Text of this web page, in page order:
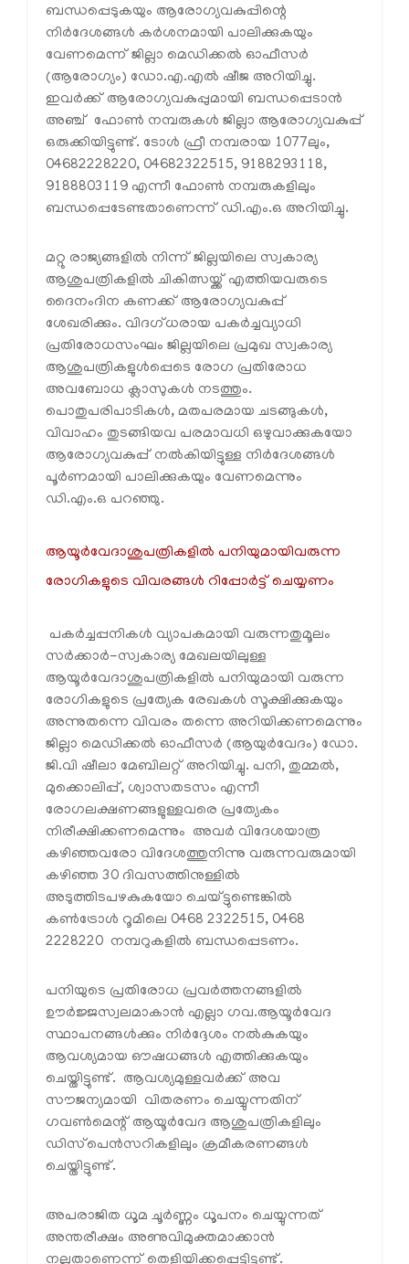
ബന്ധപ്പെടുകയും ആരോഗ്യവകുപ്പിന്റെ
നിര്‍ദേശങ്ങള്‍ കര്‍ശനമായി പാലിക്കുകയും
വേണമെന്ന് ജില്ലാ മെഡിക്കല്‍ ഓഫീസര്‍
(ആരോഗ്യം) ഡോ.എ.എല്‍ ഷീജ അറിയിച്ചു.
ഇവര്‍ക്ക് ആരോഗ്യവകുപ്പുമായി ബന്ധപ്പെടാന്‍
അഞ്ച് ഫോണ്‍ നമ്പരുകള്‍ ജില്ലാ ആരോഗ്യവകുപ്പ്
ഒരുക്കിയിട്ടുണ്ട്. ടോള്‍ ഫ്രീ നമ്പരായ 1077ലും,
04682228220, 04682322515, 9188293118,
9188803119 എന്നീ ഫോണ്‍ നമ്പരുകളിലും
ബന്ധപ്പെടേണ്ടതാണെന്ന് ഡി.എം.ഒ അറിയിച്ചു.
മറ്റു രാജ്യങ്ങളില്‍ നിന്ന് ജില്ലയിലെ സ്വകാര്യ
ആശുപത്രികളില്‍ ചികിത്സയ്ക്ക് എത്തിയവരുടെ
ദൈനംദിന കണക്ക് ആരോഗ്യവകുപ്പ്
ശേഖരിക്കും. വിദഗ്ധരായ പകര്‍ച്ചവ്യാധി
പ്രതിരോധസംഘം ജില്ലയിലെ പ്രമുഖ സ്വകാര്യ
ആശുപത്രികളുള്‍പ്പെടെ രോഗ പ്രതിരോധ
അവബോധ ക്ലാസുകള്‍ നടത്തും.
പൊതുപരിപാടികള്‍, മതപരമായ ചടങ്ങുകള്‍,
വിവാഹം തുടങ്ങിയവ പരമാവധി ഒഴുവാക്കുകയോ
ആരോഗ്യവകുപ്പ് നല്‍കിയിട്ടുള്ള നിര്‍ദേശങ്ങള്‍
പൂര്‍ണമായി പാലിക്കുകയും വേണമെന്നും
ഡി.എം.ഒ പറഞ്ഞു.
ആയൂര്‍വേദാശുപത്രികളില്‍ പനിയുമായിവരുന്ന
രോഗികളുടെ വിവരങ്ങള്‍ റിപ്പോര്‍ട്ട് ചെയ്യണം
പകര്‍ച്ചപ്പനികള്‍ വ്യാപകമായി വരുന്നതുമൂലം
സര്‍ക്കാര്‍-സ്വകാര്യ മേഖലയിലുള്ള
ആയൂര്‍വേദാശുപത്രികളില്‍ പനിയുമായി വരുന്ന
രോഗികളുടെ പ്രത്യേക രേഖകള്‍ സൂക്ഷിക്കുകയും
അന്നുതന്നെ വിവരം തന്നെ അറിയിക്കണമെന്നും
ജില്ലാ മെഡിക്കല്‍ ഓഫീസര്‍ (ആയുര്‍വേദം) ഡോ.
ജി.വി ഷീലാ മേബിലറ്റ് അറിയിച്ചു. പനി, തുമ്മല്‍,
മുക്കൊലിപ്പ്, ശ്വാസതടസം എന്നീ
രോഗലക്ഷണങ്ങളുള്ളവരെ പ്രത്യേകം
നിരീക്ഷിക്കണമെന്നും അവര്‍ വിദേശയാത്ര
കഴിഞ്ഞവരോ വിദേശത്തുനിന്നു വരുന്നവരുമായി
കഴിഞ്ഞ 30 ദിവസത്തിനുള്ളില്‍
അടുത്തിടപഴകുകയോ ചെയ്ട്ടുണ്ടെങ്കില്‍
കണ്‍ട്രോള്‍ റൂമിലെ 0468 2322515, 0468
2228220 നമ്പറുകളില്‍ ബന്ധപ്പെടണം.
പനിയുടെ പ്രതിരോധ പ്രവര്‍ത്തനങ്ങളില്‍
ഊര്‍ജ്ജസ്വലമാകാന്‍ എല്ലാ ഗവ.ആയൂര്‍വേദ
സ്ഥാപനങ്ങള്‍ക്കും നിര്‍ദ്ദേശം നല്‍കുകയും
ആവശ്യമായ ഔഷധങ്ങള്‍ എത്തിക്കുകയും
ചെയ്തിട്ടുണ്ട്. ആവശ്യമുള്ളവര്‍ക്ക് അവ
സൗജന്യമായി വിതരണം ചെയ്യുന്നതിന്
ഗവണ്‍മെന്റ് ആയൂര്‍വേദ ആശുപത്രികളിലും
ഡിസ്‌പെന്‍സറികളിലും ക്രമീകരണങ്ങള്‍
ചെയ്തിട്ടുണ്ട്.
അപരാജിത ധൂമ ചൂര്‍ണ്ണം ധൂപനം ചെയ്യുന്നത്
അന്തരീക്ഷം അണുവിമുക്തമാക്കാന്‍
നല്ലതാണെന്ന് തെളിയിക്കപ്പെട്ടിട്ടുണ്ട്.